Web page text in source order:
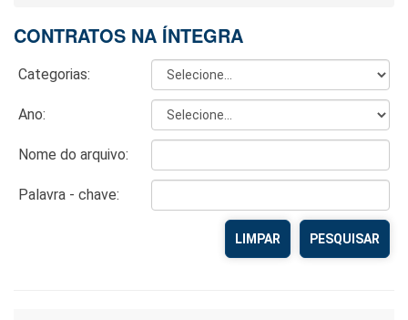
CONTRATOS NA ÍNTEGRA
Categorias:
Ano:
Nome do arquivo:
Palavra - chave:
LIMPAR